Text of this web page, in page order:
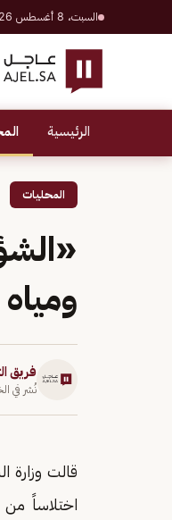
السبت، 8 أغسطس 2026 · 25 صفر 1448 هـ
الرئيسية
المحليات
فريق
نُشر في
قالت وزارة